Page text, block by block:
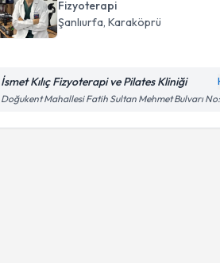
Fizyoterapi
Şanlıurfa , Karaköprü
İsmet Kılıç Fizyoterapi ve Pilates Kliniği
Doğukent Mahallesi Fatih Sultan Mehmet Bulvarı